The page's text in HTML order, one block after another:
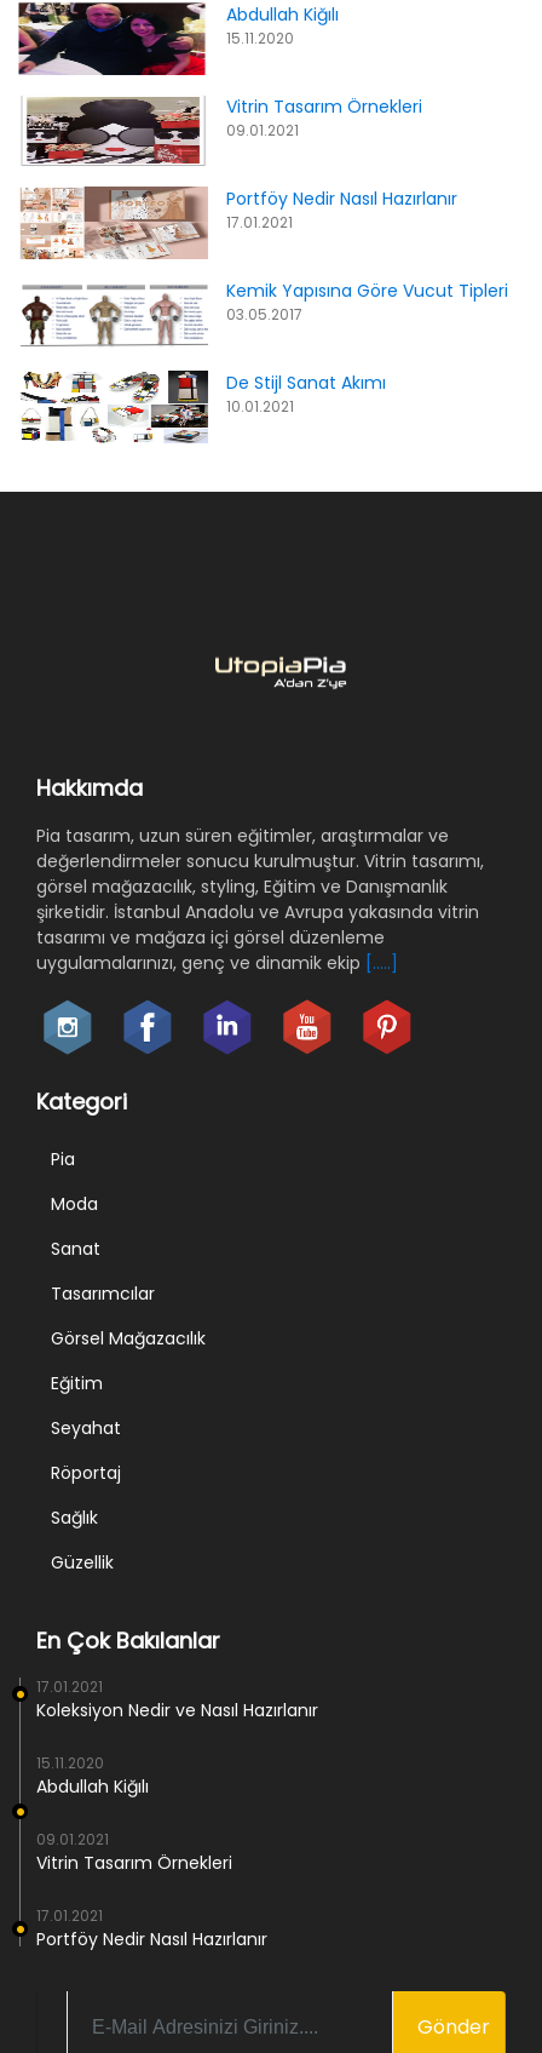
Abdullah Kiğılı
15.11.2020
Vitrin Tasarım Örnekleri
09.01.2021
Portföy Nedir Nasıl Hazırlanır
17.01.2021
Kemik Yapısına Göre Vucut Tipleri
03.05.2017
De Stijl Sanat Akımı
10.01.2021
Hakkımda
Pia tasarım, uzun süren eğitimler, araştırmalar ve
değerlendirmeler sonucu kurulmuştur. Vitrin tasarımı,
görsel mağazacılık, styling, Eğitim ve Danışmanlık
şirketidir. İstanbul Anadolu ve Avrupa yakasında vitrin
tasarımı ve mağaza içi görsel düzenleme
uygulamalarınızı, genç ve dinamik ekip [.....]
Kategori
Pia
Moda
Sanat
Tasarımcılar
Görsel Mağazacılık
Eğitim
Seyahat
Röportaj
Sağlık
Güzellik
En Çok Bakılanlar
17.01.2021
Koleksiyon Nedir ve Nasıl Hazırlanır
15.11.2020
Abdullah Kiğılı
09.01.2021
Vitrin Tasarım Örnekleri
17.01.2021
Portföy Nedir Nasıl Hazırlanır
Gönder